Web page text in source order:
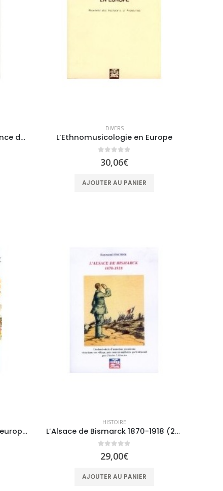
L’Histoire des Réserve en France de 1124 à Armées 2000
DIVERS
L’Ethnomusicologie en Europe
30,06€
AJOUTER AU PANIER
L’Amérique française, enjeu européen 1524-1804
HISTOIRE
L’Alsace de Bismarck 1870-1918 (2° édition)
29,00€
AJOUTER AU PANIER